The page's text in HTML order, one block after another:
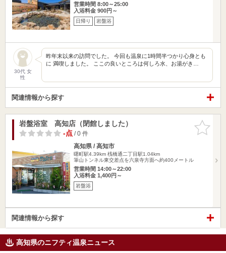
営業時間 8:00～25:00
入浴料金 900円～
日帰り 岩盤浴
30代 女
性
昨年末以来の訪問でした。 今回も温泉に1時間半つかり心身とも
に 満喫しました。 ここの良いところは何しろ水、お湯がき…
関連情報から探す
お気に入
りに追加
岩盤浴室 高知店（閉館しました）
-点/ 0 件
高知県 / 高知市
曙町駅4.39km 桟橋通二丁目駅1.04km
筆山トンネル東交差点を六泉寺方面へ約400メートル
営業時間 14:00～22:00
入浴料金 1,400円～
岩盤浴
関連情報から探す
高知県のニフティ温泉ニュース